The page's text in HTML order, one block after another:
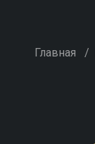
Главная /